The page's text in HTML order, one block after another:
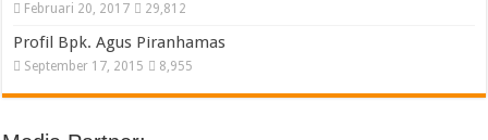
Februari 20, 2017 29,812
Profil Bpk. Agus Piranhamas
September 17, 2015 8,955